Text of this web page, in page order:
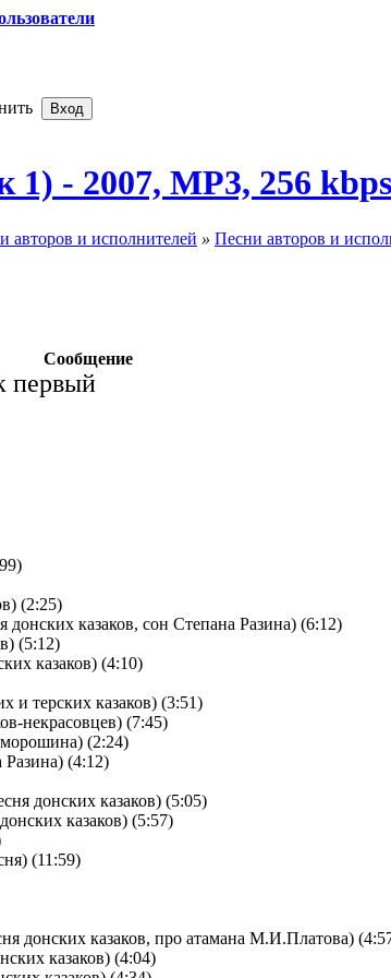
1) - 2007, MP3, 256 kbps
авторов и исполнителей » Песни авторов и
Сообщение
первый
(2:25)
казаков, сон Степана Разина) (6:12)
(5:12)
казаков) (4:10)
и терских казаков) (3:51)
некрасовцев) (7:45)
(2:24)
Разина) (4:12)
донских казаков) (5:05)
казаков) (5:57)
(11:59)
донских казаков, про атамана М.И.Платова)
казаков) (4:04)